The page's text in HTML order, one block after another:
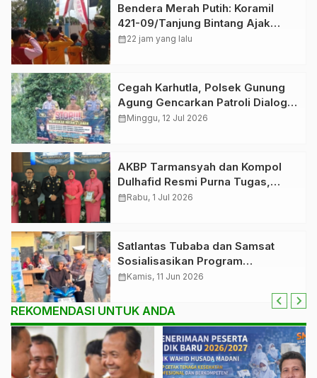
Bendera Merah Putih: Koramil
421-09/Tanjung Bintang Ajak
Warga Kibarkan Bendera,
calendar_month22 jam yang lalu
Cegah Karhutla, Polsek Gunung
Agung Gencarkan Patroli Dialogis
dan Edukasi kepada Masyarakat
calendar_monthMinggu, 12 Jul 2026
AKBP Tarmansyah dan Kompol
Dulhafid Resmi Purna Tugas,
Polres Tubaba Gelar Prosesi
calendar_monthRabu, 1 Jul 2026
Satlantas Tubaba dan Samsat
Sosialisasikan Program
Keringanan Pajak Kendaraan
calendar_monthKamis, 11 Jun 2026
REKOMENDASI UNTUK ANDA